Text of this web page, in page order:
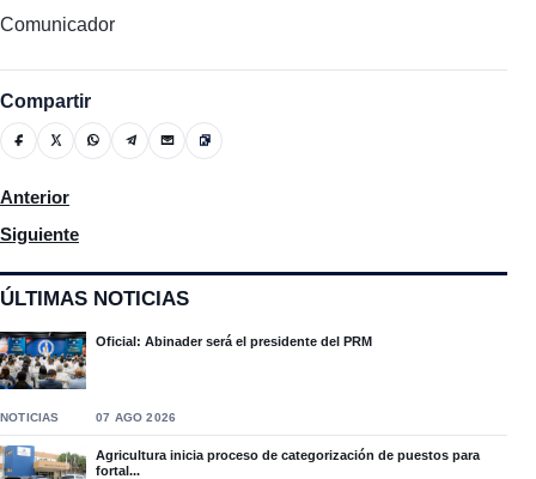
ÚLTIMAS NOTICIAS
Oficial: Abinader será el presidente del PRM
NOTICIAS 07 AGO 2026
Agricultura inicia proceso de categorización de puestos para
fortal...
Comunicador
Compartir
Artículo anterior: Trasladan unos 30 presos desde el cuartel
Anterior
Artículo siguiente: Comisión de Senadores de New York
Siguiente